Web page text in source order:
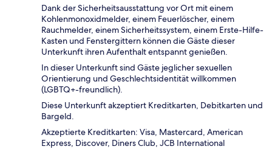
Dank der Sicherheitsausstattung vor Ort mit einem
Kohlenmonoxidmelder, einem Feuerlöscher, einem
Rauchmelder, einem Sicherheitssystem, einem Erste-Hilfe-
Kasten und Fenstergittern können die Gäste dieser
Unterkunft ihren Aufenthalt entspannt genießen.
In dieser Unterkunft sind Gäste jeglicher sexuellen
Orientierung und Geschlechtsidentität willkommen
(LGBTQ+-freundlich).
Diese Unterkunft akzeptiert Kreditkarten, Debitkarten und
Bargeld.
Akzeptierte Kreditkarten: Visa, Mastercard, American
Express, Discover, Diners Club, JCB International